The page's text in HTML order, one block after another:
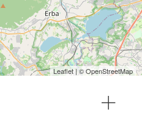
Leaflet | ©OpenStreetMap